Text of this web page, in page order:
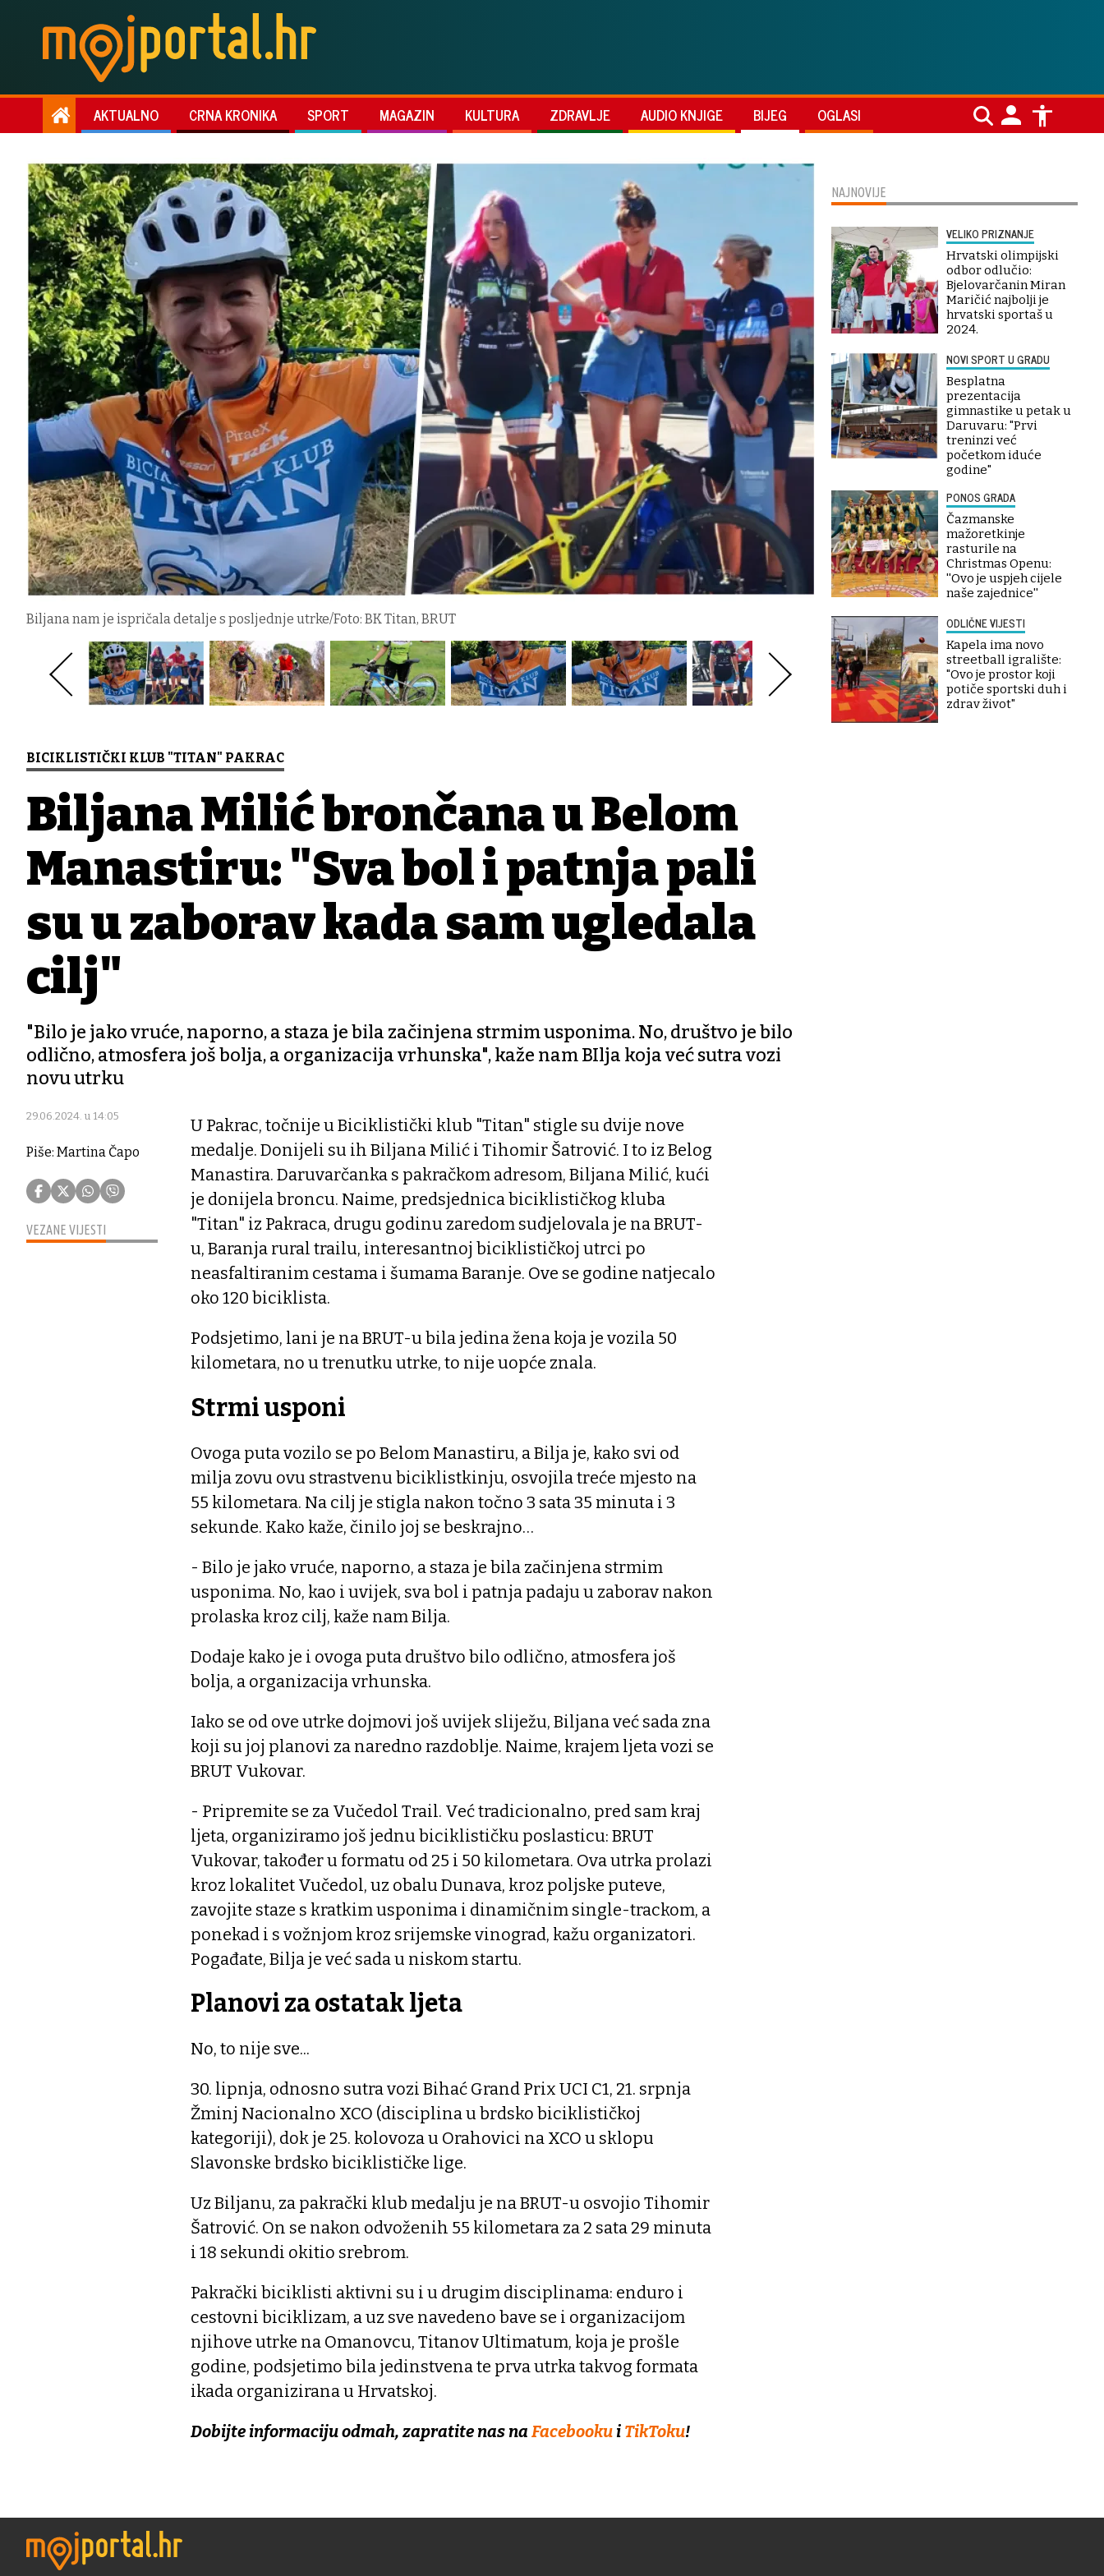
AKTUALNO CRNA KRONIKA SPORT MAGAZIN KULTURA ZDRAVLJE AUDIO KNJIGE BIJEG OGLASI
Biljana nam je ispričala detalje s posljednje utrke/Foto: BK Titan, BRUT
BICIKLISTIČKI KLUB "TITAN" PAKRAC
Biljana Milić brončana u Belom
Manastiru: "Sva bol i patnja pali
su u zaborav kada sam ugledala
cilj"
"Bilo je jako vruće, naporno, a staza je bila začinjena strmim usponima. No, društvo je bilo
odlično, atmosfera još bolja, a organizacija vrhunska", kaže nam BIlja koja već sutra vozi
novu utrku
29.06.2024. u 14:05
Piše: Martina Čapo
VEZANE VIJESTI
U Pakrac, točnije u Biciklistički klub "Titan" stigle su dvije nove
medalje. Donijeli su ih Biljana Milić i Tihomir Šatrović. I to iz Belog
Manastira. Daruvarčanka s pakračkom adresom, Biljana Milić, kući
je donijela broncu. Naime, predsjednica biciklističkog kluba
"Titan" iz Pakraca, drugu godinu zaredom sudjelovala je na BRUT-
u, Baranja rural trailu, interesantnoj biciklističkoj utrci po
neasfaltiranim cestama i šumama Baranje. Ove se godine natjecalo
oko 120 biciklista.
Podsjetimo, lani je na BRUT-u bila jedina žena koja je vozila 50
kilometara, no u trenutku utrke, to nije uopće znala.
Strmi usponi
Ovoga puta vozilo se po Belom Manastiru, a Bilja je, kako svi od
milja zovu ovu strastvenu biciklistkinju, osvojila treće mjesto na
55 kilometara. Na cilj je stigla nakon točno 3 sata 35 minuta i 3
sekunde. Kako kaže, činilo joj se beskrajno…
- Bilo je jako vruće, naporno, a staza je bila začinjena strmim
usponima. No, kao i uvijek, sva bol i patnja padaju u zaborav nakon
prolaska kroz cilj, kaže nam Bilja.
Dodaje kako je i ovoga puta društvo bilo odlično, atmosfera još
bolja, a organizacija vrhunska.
Iako se od ove utrke dojmovi još uvijek sliježu, Biljana već sada zna
koji su joj planovi za naredno razdoblje. Naime, krajem ljeta vozi se
BRUT Vukovar.
- Pripremite se za Vučedol Trail. Već tradicionalno, pred sam kraj
ljeta, organiziramo još jednu biciklističku poslasticu: BRUT
Vukovar, također u formatu od 25 i 50 kilometara. Ova utrka prolazi
kroz lokalitet Vučedol, uz obalu Dunava, kroz poljske puteve,
zavojite staze s kratkim usponima i dinamičnim single-trackom, a
ponekad i s vožnjom kroz srijemske vinograd, kažu organizatori.
Pogađate, Bilja je već sada u niskom startu.
Planovi za ostatak ljeta
No, to nije sve...
30. lipnja, odnosno sutra vozi Bihać Grand Prix UCI C1, 21. srpnja
Žminj Nacionalno XCO (disciplina u brdsko biciklističkoj
kategoriji), dok je 25. kolovoza u Orahovici na XCO u sklopu
Slavonske brdsko biciklističke lige.
Uz Biljanu, za pakrački klub medalju je na BRUT-u osvojio Tihomir
Šatrović. On se nakon odvoženih 55 kilometara za 2 sata 29 minuta
i 18 sekundi okitio srebrom.
Pakrački biciklisti aktivni su i u drugim disciplinama: enduro i
cestovni biciklizam, a uz sve navedeno bave se i organizacijom
njihove utrke na Omanovcu, Titanov Ultimatum, koja je prošle
godine, podsjetimo bila jedinstvena te prva utrka takvog formata
ikada organizirana u Hrvatskoj.
Dobijte informaciju odmah, zapratite nas na Facebooku i TikToku!
NAJNOVIJE
VELIKO PRIZNANJE
Hrvatski olimpijski
odbor odlučio:
Bjelovarčanin Miran
Maričić najbolji je
hrvatski sportaš u
2024.
NOVI SPORT U GRADU
Besplatna
prezentacija
gimnastike u petak u
Daruvaru: "Prvi
treninzi već
početkom iduće
godine"
PONOS GRADA
Čazmanske
mažoretkinje
rasturile na
Christmas Openu:
''Ovo je uspjeh cijele
naše zajednice''
ODLIČNE VIJESTI
Kapela ima novo
streetball igralište:
"Ovo je prostor koji
potiče sportski duh i
zdrav život"